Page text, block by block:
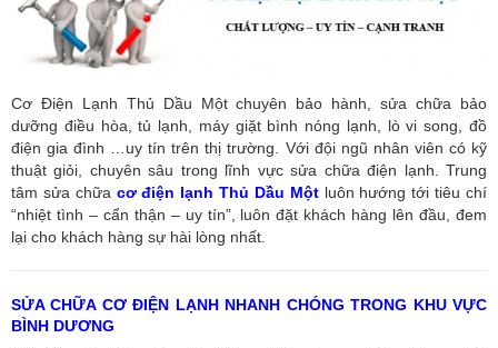
Cơ Điện Lạnh Thủ Dầu Một chuyên bảo hành, sửa chữa bảo
dưỡng điều hòa, tủ lạnh, máy giặt bình nóng lạnh, lò vi song, đồ
điện gia đình …uy tín trên thị trường. Với đội ngũ nhân viên có kỹ
thuật giỏi, chuyên sâu trong lĩnh vực sửa chữa điện lạnh. Trung
tâm sửa chữa cơ điện lạnh Thủ Dầu Mộtluôn hướng tới tiêu chí
“nhiệt tình – cẩn thận – uy tín”, luôn đặt khách hàng lên đầu, đem
lại cho khách hàng sự hài lòng nhất.
SỬA CHỮA CƠ ĐIỆN LẠNH NHANH CHÓNG TRONG KHU VỰC
BÌNH DƯƠNG